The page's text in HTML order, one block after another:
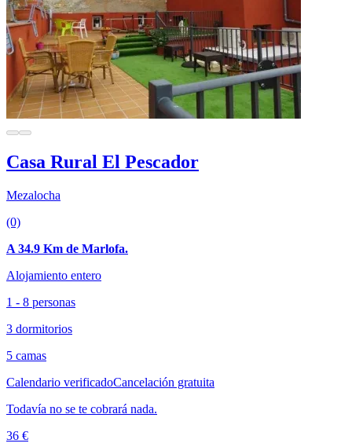
Casa Rural El Pescador
Mezalocha
(0)
A 34.9 Km de Marlofa.
Alojamiento entero
1 - 8 personas
3 dormitorios
5 camas
Calendario verificadoCancelación gratuita
Todavía no se te cobrará nada.
36 €